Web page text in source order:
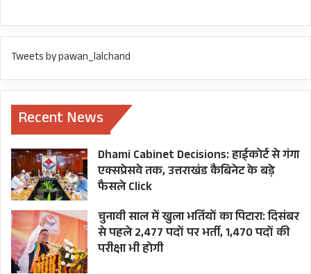
Tweets by pawan_lalchand
Recent News
Dhami Cabinet Decisions: हाईकोर्ट से गंगा
एक्सप्रेसवे तक, उत्तराखंड कैबिनेट के बड़े
फैसले Click
चुनावी साल में खुला भर्तियों का पिटारा: दिसंबर
से पहले 2,477 पदों पर भर्ती, 1,470 पदों की
परीक्षा भी होगी